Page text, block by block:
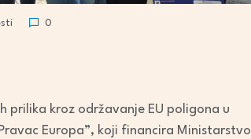
0
prilika kroz održavanje EU poligona u
Europa”, koji financira Ministarstvo